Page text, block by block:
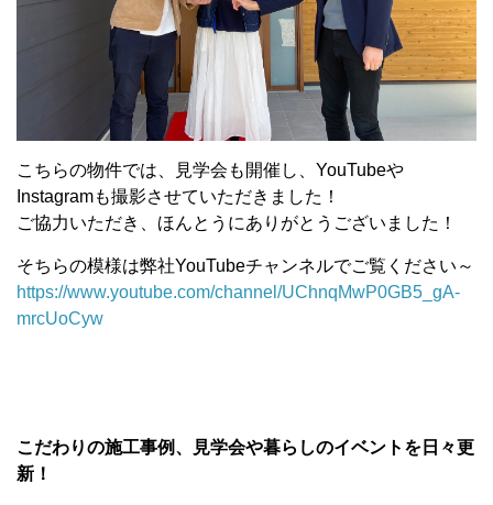
こちらの物件では、見学会も開催し、YouTubeや
Instagramも撮影させていただきました！
ご協力いただき、ほんとうにありがとうございました！
そちらの模様は弊社YouTubeチャンネルでご覧ください～
https://www.youtube.com/channel/UChnqMwP0GB5_gA-
mrcUoCyw
こだわりの施工事例、見学会や暮らしのイベントを日々更
新！